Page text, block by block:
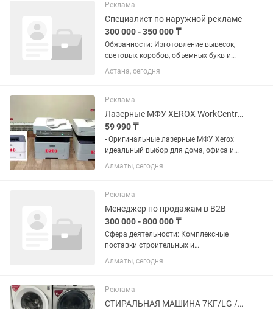
Реклама
Специалист по наружной рекламе
300 000 - 350 000 ₸
Обязанности: Изготовление вывесок,
световых коробов, объемных букв и
рекламных конструкций. Сборка
изделий из ПВХ, акрила, композита,
и демонтаж наружной...
Астана, сегодня
Реклама
Лазерные МФУ XEROX WorkCentre 3225 / B205/ B215 Надёжные и экономичные
59 990 ₸
- Оригинальные лазерные МФУ Xerox —
идеальный выбор для дома, офиса и
бизнеса. - Модели 3225 / B205 / B215
зарекомендовали себя как очень
Алматы, сегодня
Реклама
Менеджер по продажам в B2B
300 000 - 800 000 ₸
Сфера деятельности: Комплексные
поставки строительных и
изоляционных материалов для
строительных компаний и частных
Выполнение установленного плана
продаж и достижение...
Алматы, сегодня
Реклама
СТИРАЛЬНАЯ МАШИНА 7КГ/LG / доставка/гарантия /установка /рассрочка